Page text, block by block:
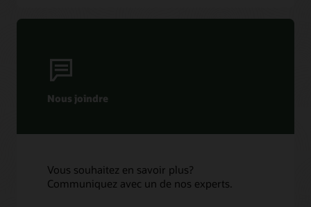
Nous joindre
Vous souhaitez en savoir plus?
Communiquez avec un de nos experts.